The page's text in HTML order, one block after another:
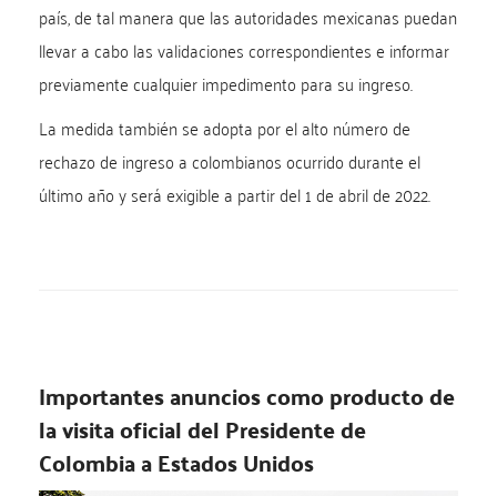
país, de tal manera que las autoridades mexicanas puedan
llevar a cabo las validaciones correspondientes e informar
previamente cualquier impedimento para su ingreso.
La medida también se adopta por el alto número de
rechazo de ingreso a colombianos ocurrido durante el
último año y será exigible a partir del 1 de abril de 2022.
Importantes anuncios como producto de
la visita oficial del Presidente de
Colombia a Estados Unidos